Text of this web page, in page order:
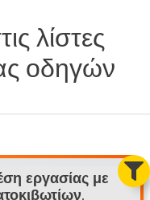
λίστες
οδηγών
εργασίας με